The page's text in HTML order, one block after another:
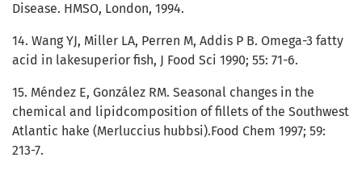
Disease. HMSO, London, 1994.
14. Wang YJ, Miller LA, Perren M, Addis P B. Omega-3 fatty
acid in lakesuperior fish, J Food Sci 1990; 55: 71-6.
15. Méndez E, González RM. Seasonal changes in the
chemical and lipidcomposition of fillets of the Southwest
Atlantic hake (Merluccius hubbsi).Food Chem 1997; 59:
213-7.